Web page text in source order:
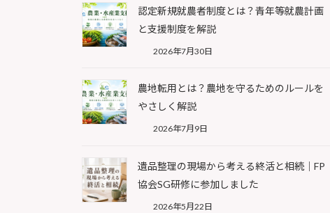
認定新規就農者制度とは？青年等就農計画
と支援制度を解説
2026年7月30日
農地転用とは？農地を守るためのルールを
やさしく解説
2026年7月9日
遺品整理の現場から考える終活と相続｜FP
協会SG研修に参加しました
2026年5月22日